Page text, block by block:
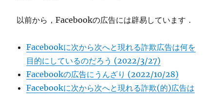
以前から，Facebookの広告には辟易しています．
Facebookに次から次へと現れる詐欺広告は何を
目的にしているのだろう (2022/3/27)
Facebookの広告にうんざり (2022/10/28)
Facebookに次から次へと現れる詐欺(的)広告は